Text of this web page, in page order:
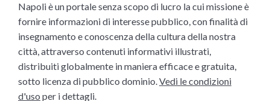
Napoli è un portale senza scopo di lucro la cui missione è
fornire informazioni di interesse pubblico, con finalità di
insegnamento e conoscenza della cultura della nostra
città, attraverso contenuti informativi illustrati,
distribuiti globalmente in maniera efficace e gratuita,
sotto licenza di pubblico dominio.Vedi le condizioni
d'uso per i dettagli.